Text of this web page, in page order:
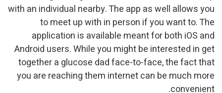
with an individual nearby.
to meet up with in
application is
Android users. While you
together a glucose dad
you are reaching them